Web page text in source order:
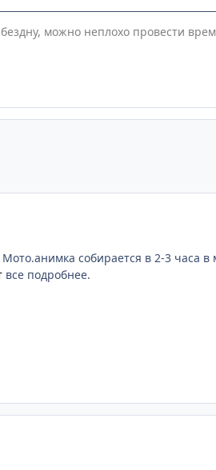
можно неплохо провести
собирается в 2-3 часа
все подробнее.